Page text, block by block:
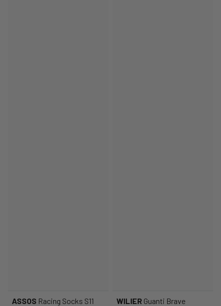
ASSOS Racing Socks S11
WILIER Guanti Brave